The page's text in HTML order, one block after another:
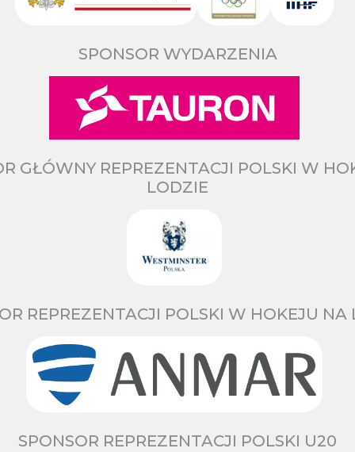
SPONSOR WYDARZENIA
GŁÓWNY REPREZENTACJI POLSKI W
LODZIE
REPREZENTACJI POLSKI W HOKEJU NA
SPONSOR REPREZENTACJI POLSKI U20